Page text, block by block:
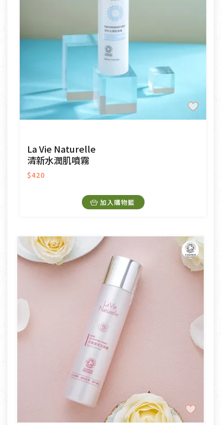
La Vie Naturelle
清新水潤肌噴霧
$420
加入購物籃